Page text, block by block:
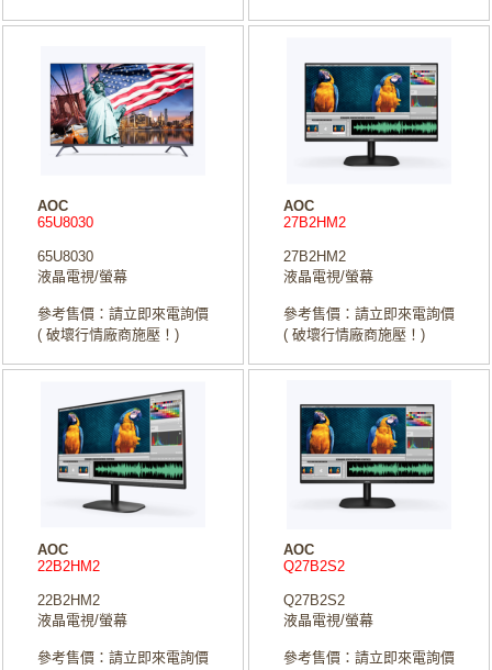
AOC
65U8030
65U8030
液晶電視/螢幕
參考售價：請立即來電詢價
( 破壞行情廠商施壓！)
AOC
27B2HM2
27B2HM2
液晶電視/螢幕
參考售價：請立即來電詢價
( 破壞行情廠商施壓！)
AOC
22B2HM2
22B2HM2
液晶電視/螢幕
參考售價：請立即來電詢價
AOC
Q27B2S2
Q27B2S2
液晶電視/螢幕
參考售價：請立即來電詢價